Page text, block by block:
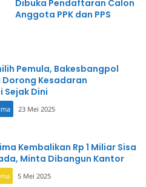
Dibuka Pendaftaran Calon
Anggota PPK dan PPS
Pemula, Bakesbangpol
Dorong Kesadaran
Sejak Dini
23 Mei 2025
Kembalikan Rp 1 Miliar Sisa
Minta Dibangun Kantor
5 Mei 2025